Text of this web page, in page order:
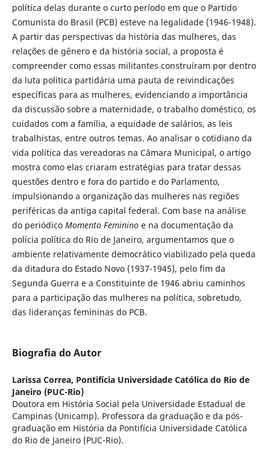
política delas durante o curto período em que o Partido
Comunista do Brasil (PCB) esteve na legalidade (1946-1948).
A partir das perspectivas da história das mulheres, das
relações de gênero e da história social, a proposta é
compreender como essas militantes construíram por dentro
da luta política partidária uma pauta de reivindicações
específicas para as mulheres, evidenciando a importância
da discussão sobre a maternidade, o trabalho doméstico, os
cuidados com a família, a equidade de salários, as leis
trabalhistas, entre outros temas. Ao analisar o cotidiano da
vida política das vereadoras na Câmara Municipal, o artigo
mostra como elas criaram estratégias para tratar dessas
questões dentro e fora do partido e do Parlamento,
impulsionando a organização das mulheres nas regiões
periféricas da antiga capital federal. Com base na análise
do periódico Momento Femininoe na documentação da
polícia política do Rio de Janeiro, argumentamos que o
ambiente relativamente democrático viabilizado pela queda
da ditadura do Estado Novo (1937-1945), pelo fim da
Segunda Guerra e a Constituinte de 1946 abriu caminhos
para a participação das mulheres na política, sobretudo,
das lideranças femininas do PCB.
Biografia do Autor
Larissa Correa, Pontifícia Universidade Católica do Rio de
Janeiro (PUC-Rio)
Doutora em História Social pela Universidade Estadual de
Campinas (Unicamp). Professora da graduação e da pós-
graduação em História da Pontifícia Universidade Católica
do Rio de Janeiro (PUC-Rio).